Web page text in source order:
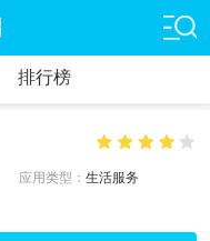
排行榜
应用类型： 生活服务